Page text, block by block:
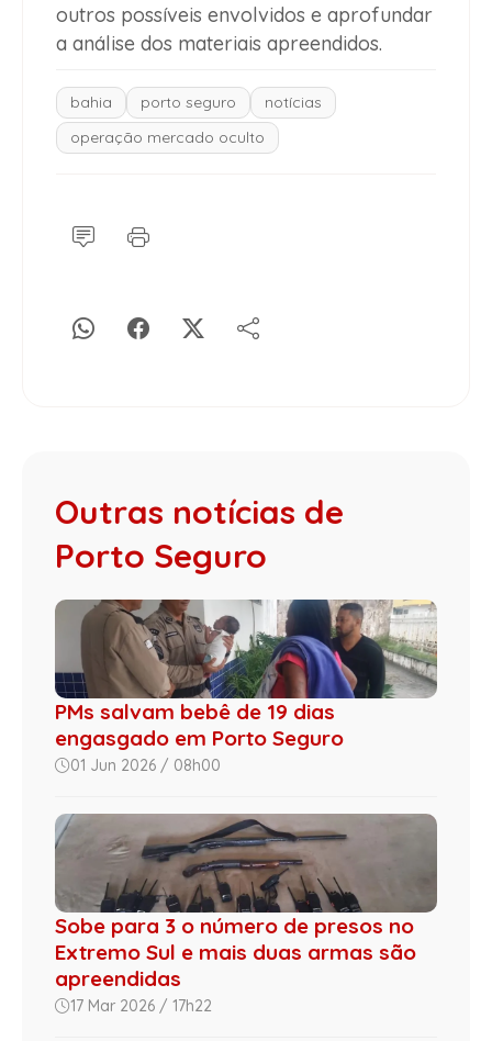
outros possíveis envolvidos e aprofundar
a análise dos materiais apreendidos.
bahia porto seguro
notícias
operação mercado oculto
Outras notícias de
Porto Seguro
PMs salvam bebê de 19 dias
engasgado em Porto Seguro
01 Jun 2026 / 08h00
Sobe para 3 o número de presos no
Extremo Sul e mais duas armas são
apreendidas
17 Mar 2026 / 17h22